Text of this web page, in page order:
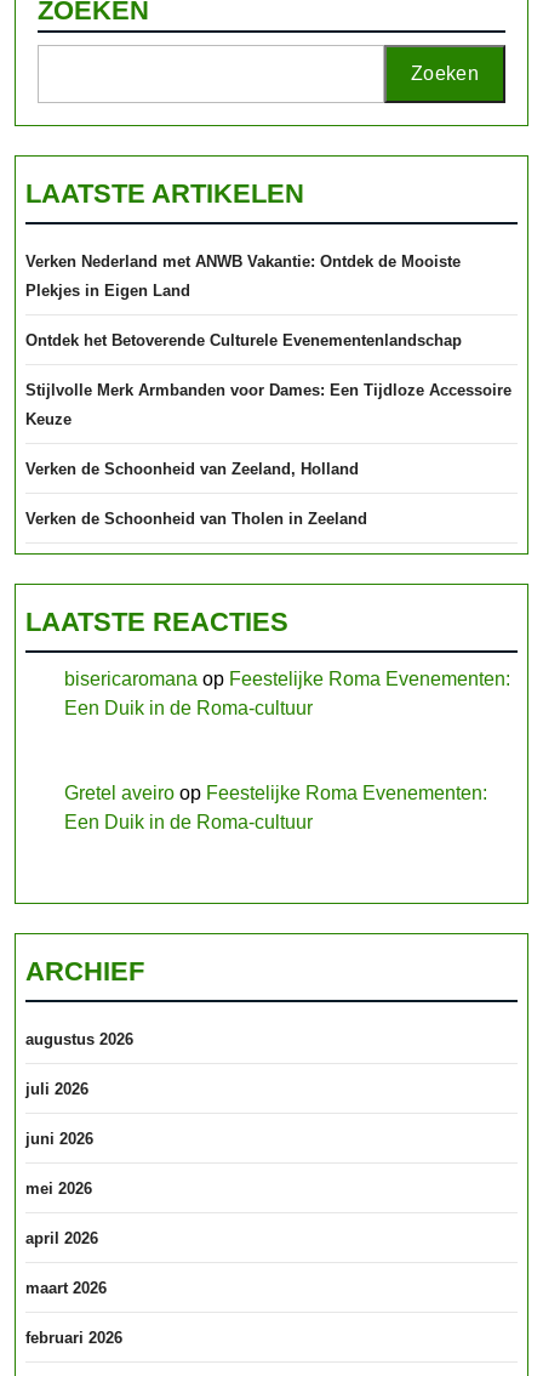
ZOEKEN
Zoeken
LAATSTE ARTIKELEN
Verken Nederland met ANWB Vakantie: Ontdek de Mooiste
Plekjes in Eigen Land
Ontdek het Betoverende Culturele Evenementenlandschap
Stijlvolle Merk Armbanden voor Dames: Een Tijdloze Accessoire
Keuze
Verken de Schoonheid van Zeeland, Holland
Verken de Schoonheid van Tholen in Zeeland
LAATSTE REACTIES
bisericaromana op Feestelijke Roma Evenementen:
Een Duik in de Roma-cultuur
Gretel aveiro op Feestelijke Roma Evenementen:
Een Duik in de Roma-cultuur
ARCHIEF
augustus 2026
juli 2026
juni 2026
mei 2026
april 2026
maart 2026
februari 2026